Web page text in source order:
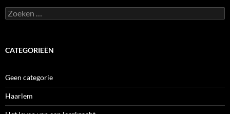
Zoeken
naar:
CATEGORIEËN
Geen categorie
Haarlem